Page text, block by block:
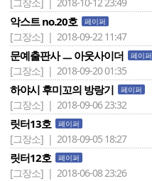
악스트 no.20호 페이퍼
[그장소] | 2018-09-22 11:47
문예출판사 ㅡ 아웃사이더 페이퍼
[그장소] | 2018-09-20 01:35
하야시 후미꼬의 방랑기 페이퍼
[그장소] | 2018-09-06 23:32
릿터13호 페이퍼
[그장소] | 2018-09-05 18:27
릿터12호 페이퍼
[그장소] | 2018-06-08 23:26